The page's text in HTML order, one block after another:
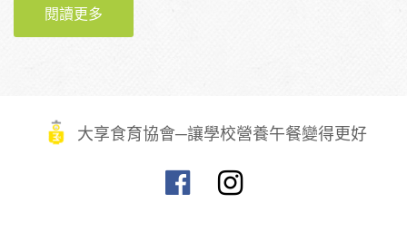
閱讀更多
大享食育協會─讓學校營養午餐變得更好